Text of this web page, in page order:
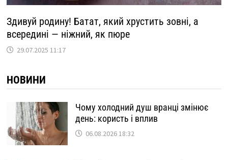
Здивуй родину! Батат, який хрустить зовні, а
всередині — ніжний, як пюре
29.07.2025 11:17
НОВИНИ
Чому холодний душ вранці змінює
день: користь і вплив
06.08.2026 18:32